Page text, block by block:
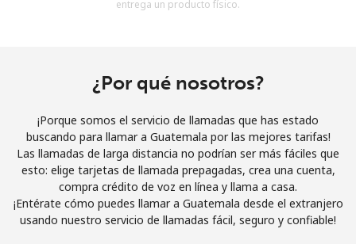
Al abrir una cuenta en este sitio web, estoy de acuerdo con
Únete
¡Hola!
Inicia sesión oREGÍSTRATE →
entrega un producto físico.
¿Por qué nosotros?
¡Porque somos el servicio de llamadas que has estado
buscando para llamar a Guatemala por las mejores tarifas!
Las llamadas de larga distancia no podrían ser más fáciles que
esto: elige tarjetas de llamada prepagadas, crea una cuenta,
compra crédito de voz en línea y llama a casa.
¡Entérate cómo puedes llamar a Guatemala desde el extranjero
usando nuestro servicio de llamadas fácil, seguro y confiable!